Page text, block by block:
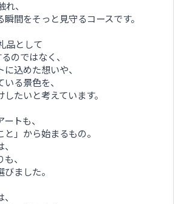
れ、
間をそっと見守るコースです。
品として
のではなく、
込めた想いや、
る景色を、
たいと考えています。
トも、
」から始まるもの。
、
ました。